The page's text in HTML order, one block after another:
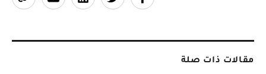
مقالات ذات صلة